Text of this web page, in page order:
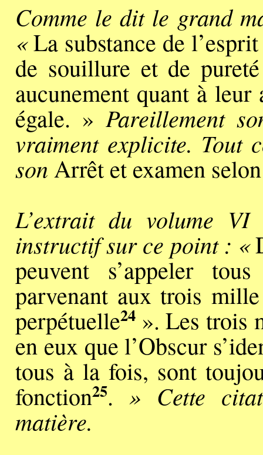
Comme le dit le grand
«La substance de
de souillure et de
aucunement quant à
égale. » Pareillement
vraiment explicite. Tout
son Arrêt et examen
L’extrait du volume VI
instructif sur ce point : «
peuvent s’appeler
parvenant aux trois
perpétuelle24 ». Les trois
en eux que l’Obscur
tous à la fois, sont
fonction25.» Cette
matière.